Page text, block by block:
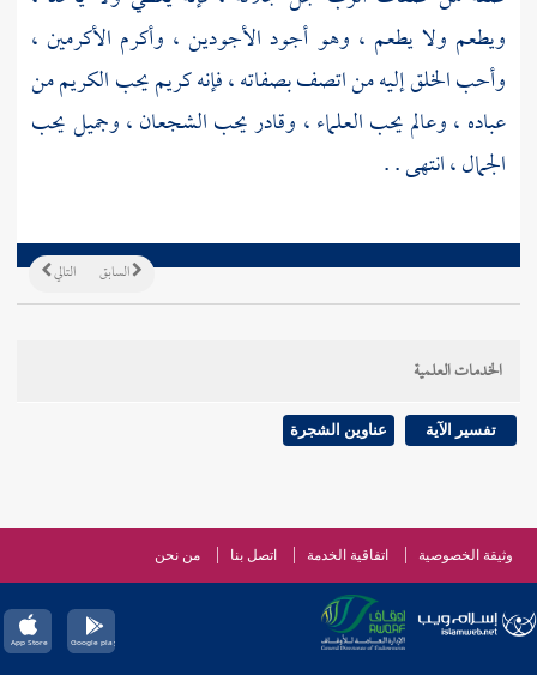
ويطعم ولا يطعم ، وهو أجود الأجودين ، وأكرم الأكرمين ،
وأحب الخلق إليه من اتصف بصفاته ، فإنه كريم يحب الكريم من
عباده ، وعالم يحب العلماء ، وقادر يحب الشجعان ، وجميل يحب
الجمال ، انتهى . .
التالي السابق
الخدمات العلمية
تفسير الآية عناوين الشجرة
وثيقة الخصوصية اتفاقية الخدمة اتصل بنا من نحن